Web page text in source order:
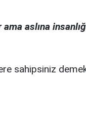
aslına
sahipsiniz